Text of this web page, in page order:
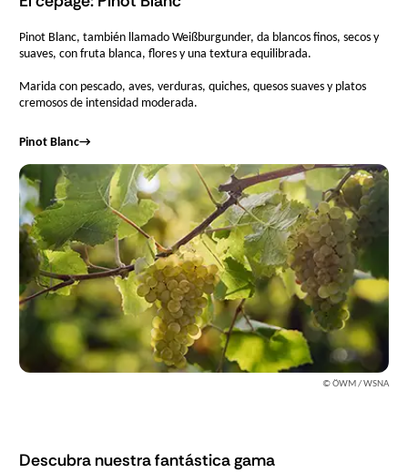
Pinot Blanc, también llamado Weißburgunder, da blancos finos, secos y
suaves, con fruta blanca, flores y una textura equilibrada.
Marida con pescado, aves, verduras, quiches, quesos suaves y platos
cremosos de intensidad moderada.
Pinot Blanc→
© ÖWM / WSNA
Descubra nuestra fantástica gama